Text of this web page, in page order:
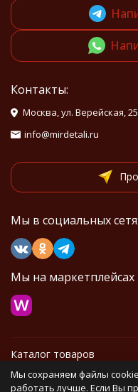
Контакты:
Москва, ул. Верейская,
info@mirdetali.ru
Мы в социальных
Мы на маркетплейсах
Каталог товаров
Информация
Мы сохраняем файлы
работать лучше. Если Вы